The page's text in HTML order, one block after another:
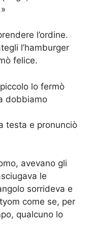
l’ordine.
l’hamburger
felice.
lo fermò
dobbiamo
testa e pronunciò
avevano gli
le
sorrideva e
come se, per
qualcuno lo